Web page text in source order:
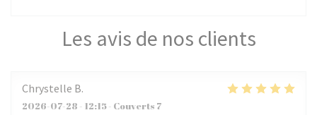
Les avis de nos clients
Chrystelle B
2026-07-28 - 12:15 - Couverts 7